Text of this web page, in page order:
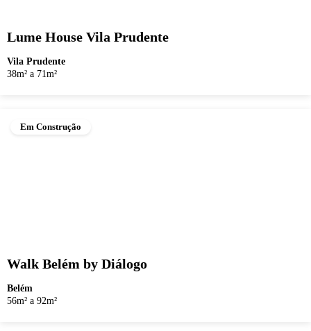
Lume House Vila Prudente
Vila Prudente
38m² a 71m²
Em Construção
Walk Belém by Diálogo
Belém
56m² a 92m²